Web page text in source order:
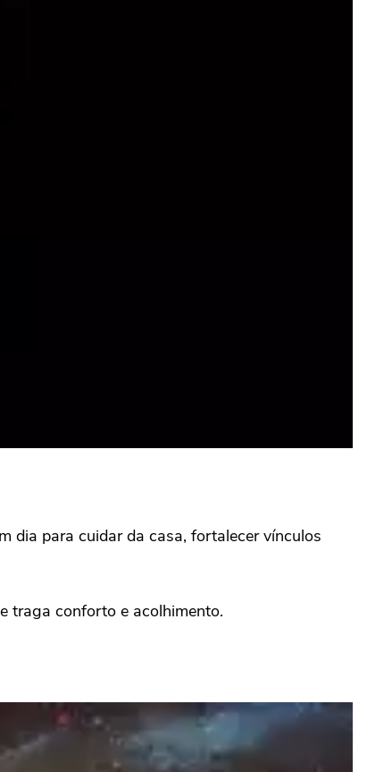
dia para cuidar da casa, fortalecer vínculos
traga conforto e acolhimento.